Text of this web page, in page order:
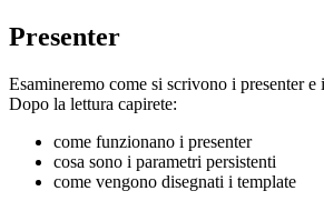
Presenter
Esamineremo come si scrivono i presenter e
Dopo la lettura capirete:
come funzionano i presenter
cosa sono i parametri persistenti
come vengono disegnati i template